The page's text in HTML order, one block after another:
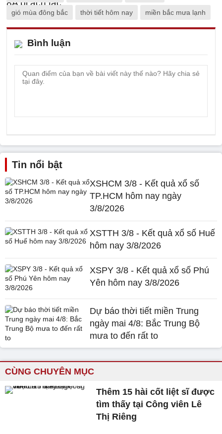
gió mùa đông bắc thời tiết hôm nay miền bắc mưa lạnh
Bình luận
Tin nổi bật
XSHCM 3/8 - Kết quả xổ số
TP.HCM hôm nay ngày
3/8/2026
XSTTH 3/8 - Kết quả xổ số Huế
hôm nay 3/8/2026
XSPY 3/8 - Kết quả xổ số Phú
Yên hôm nay 3/8/2026
Dự báo thời tiết miền Trung
ngày mai 4/8: Bắc Trung Bộ
mưa to đến rất to
CÙNG CHUYÊN MỤC
Thêm 15 hài cốt liệt sĩ được
tìm thấy tại Công viên Lê
Thị Riêng